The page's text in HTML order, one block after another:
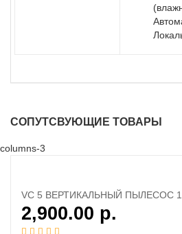
СОПУТСВУЮЩИЕ ТОВАРЫ
columns-3
VC 5 ВЕРТИКАЛЬНЫЙ ПЫЛЕСОС
2,900.00 р.